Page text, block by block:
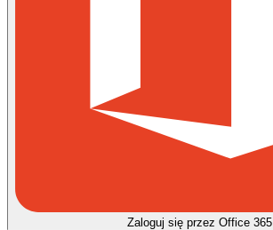
Zaloguj się przez Office 365